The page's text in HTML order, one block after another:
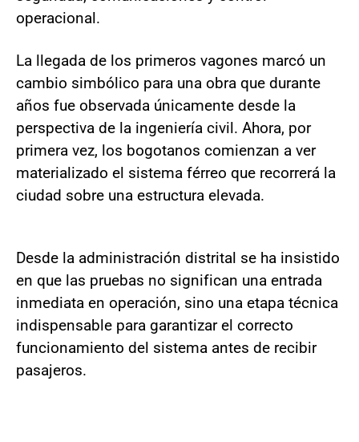
operacional.
La llegada de los primeros vagones marcó un
cambio simbólico para una obra que durante
años fue observada únicamente desde la
perspectiva de la ingeniería civil. Ahora, por
primera vez, los bogotanos comienzan a ver
materializado el sistema férreo que recorrerá la
ciudad sobre una estructura elevada.
Desde la administración distrital se ha insistido
en que las pruebas no significan una entrada
inmediata en operación, sino una etapa técnica
indispensable para garantizar el correcto
funcionamiento del sistema antes de recibir
pasajeros.